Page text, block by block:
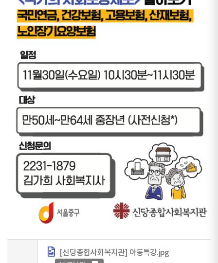
[신당종합사회복지관] 아동특강.jpg